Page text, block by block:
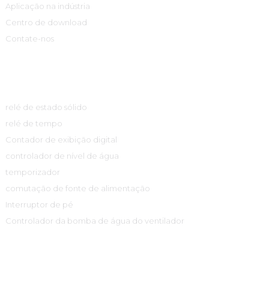
Aplicação na indústria
Centro de download
Contate-nos
relé de estado sólido
relé de tempo
Contador de exibição digital
controlador de nível de água
temporizador
comutação de fonte de alimentação
Interruptor de pé
Controlador da bomba de água do ventilador